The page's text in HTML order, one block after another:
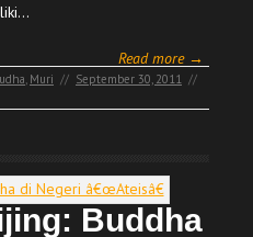
Read more →
Muri // September 30, 2011
//
Buddha